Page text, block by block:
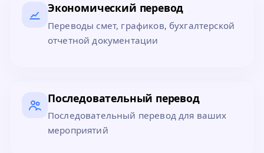
Экономический перевод
Переводы смет, графиков, бухгалтерской
отчетной документации
Последовательный перевод
Последовательный перевод для ваших
мероприятий